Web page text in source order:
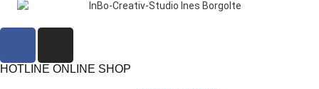
HOTLINE ONLINE SHOP